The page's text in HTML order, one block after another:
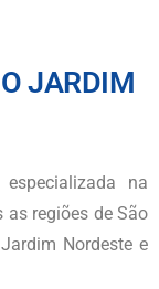
JARDIM
na
as regiões de São
Nordeste e